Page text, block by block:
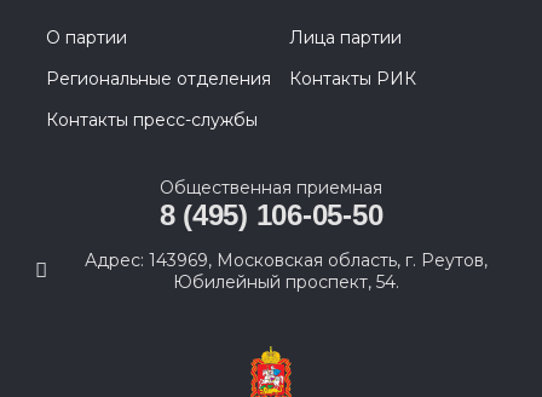
О партии
Лица партии
Региональные отделения
Контакты РИК
Контакты пресс-службы
Общественная приемная
8 (495) 106-05-50
Адрес: 143969, Московская область, г. Реутов,
Юбилейный проспект, 54.